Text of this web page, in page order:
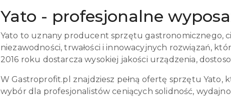
Yato - profesjonalne
Yato to uznany producent sprzętu gastronomicznego,
niezawodności, trwałości i innowacyjnych rozwiązań,
2016 roku dostarcza wysokiej jakości urządzenia,
W Gastroprofit.pl znajdziesz pełną ofertę sprzętu Yato,
wybór dla profesjonalistów ceniących solidność,